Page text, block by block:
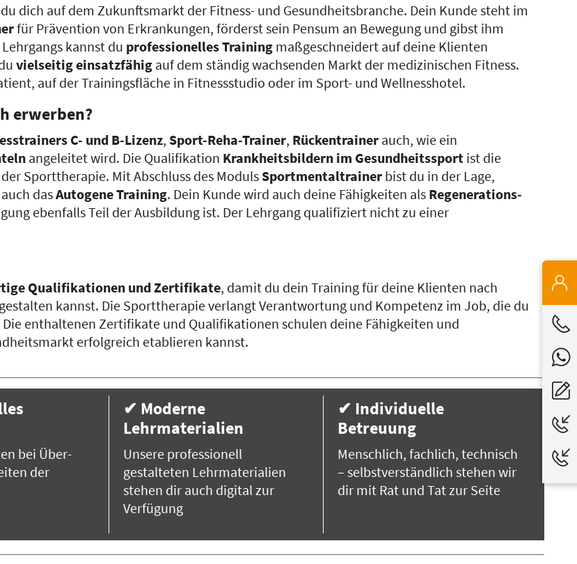
dich auf dem Zukunftsmarkt der Fitness- und Gesundheitsbranche. Dein Kunde steht im
für Prävention von Erkrankungen, förderst sein Pensum an Bewegung und gibst ihm
kannst du professionelles Training maßgeschneidert auf deine Klienten
vielseitig einsatzfähig auf dem ständig wachsenden Markt der medizinischen Fitness.
auf der Trainingsfläche in Fitnessstudio oder im Sport- und Wellnesshotel.
erwerben?
C- und B-Lizenz, Sport-Reha-Trainer, Rückentrainer auch, wie ein
angeleitet wird. Die Qualifikation Krankheitsbildern im Gesundheitssport ist die
Sporttherapie. Mit Abschluss des ModulsSportmentaltrainer bist du in der Lage,
dasAutogene Training. Dein Kunde wird auch deine Fähigkeiten als Regenerations-
ebenfalls Teil der Ausbildung ist. Der Lehrgang qualifiziert nicht zu einer
Qualifikationen und Zertifikate, damit du dein Training für deine Klienten nach
kannst. Die Sporttherapie verlangt Verantwortung und Kompetenz im Job, die du
enthaltenen Zertifikate und Qualifikationen schulen deine Fähigkeiten und
erfolgreich etablieren kannst.
bei Über-
der
✔ Moderne
Lehrmaterialien
Unsere professionell
gestalteten Lehrmaterialien
stehen dir auch digital zur
Verfügung
✔ Individuelle
Betreuung
Menschlich, fachlich, technisch
– selbstverständlich stehen wir
dir mit Rat und Tat zur Seite